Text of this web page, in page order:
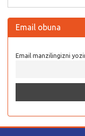
Email obuna
Email manzilingizni